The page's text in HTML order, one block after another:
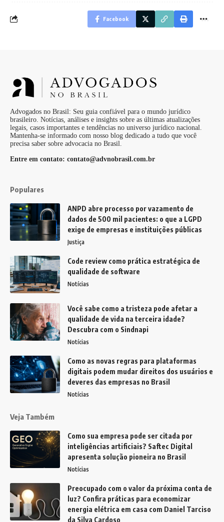
Facebook
Advogados no Brasil: Seu guia confiável para o mundo jurídico
brasileiro. Notícias, análises e insights sobre as últimas atualizações
legais, casos importantes e tendências no universo jurídico nacional.
Mantenha-se informado com nosso blog dedicado a tudo que você
precisa saber sobre advocacia no Brasil.
Entre em contato: contato@advnobrasil.com.br
Populares
ANPD abre processo por vazamento de
dados de 500 mil pacientes: o que a LGPD
exige de empresas e instituições públicas
Justiça
Code review como prática estratégica de
qualidade de software
Notícias
Você sabe como a tristeza pode afetar a
qualidade de vida na terceira idade?
Descubra com o Sindnapi
Notícias
Como as novas regras para plataformas
digitais podem mudar direitos dos usuários e
deveres das empresas no Brasil
Notícias
Veja Também
Como sua empresa pode ser citada por
inteligências artificiais? Saftec Digital
apresenta solução pioneira no Brasil
Notícias
Preocupado com o valor da próxima conta de
luz? Confira práticas para economizar
energia elétrica em casa com Daniel Tarciso
da Silva Cardoso